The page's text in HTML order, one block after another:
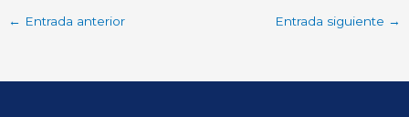
← Entrada anterior Entrada siguiente →